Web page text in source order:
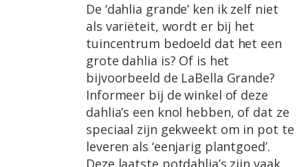
De ‘dahlia grande’ ken ik zelf niet
als variëteit, wordt er bij het
tuincentrum bedoeld dat het een
grote dahlia is? Of is het
bijvoorbeeld de LaBella Grande?
Informeer bij de winkel of deze
dahlia’s een knol hebben, of dat ze
speciaal zijn gekweekt om in pot te
leveren als ‘eenjarig plantgoed’.
Deze laatste potdahlia’s zijn vaak